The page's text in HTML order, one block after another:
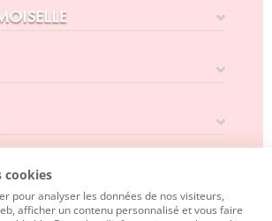
SUIVEZ-NOUS
cookies
pour analyser les données de nos visiteurs,
afficher un contenu personnalisé et vous faire